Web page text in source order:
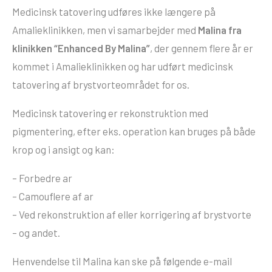
Medicinsk tatovering udføres ikke længere på
Amalieklinikken, men vi samarbejder med Malina fra
klinikken “Enhanced By Malina”, der gennem flere år er
kommet i Amalieklinikken og har udført medicinsk
tatovering af brystvorteområdet for os.
Medicinsk tatovering er rekonstruktion med
pigmentering, efter eks. operation kan bruges på både
krop og i ansigt og kan:
– Forbedre ar
– Camouflere af ar
– Ved rekonstruktion af eller korrigering af brystvorte
– og andet.
Henvendelse til Malina kan ske på følgende e-mail